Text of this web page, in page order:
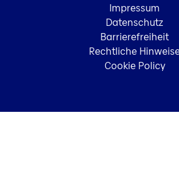
Impressum
Datenschutz
Barrierefreiheit
Rechtliche
Cookie Policy